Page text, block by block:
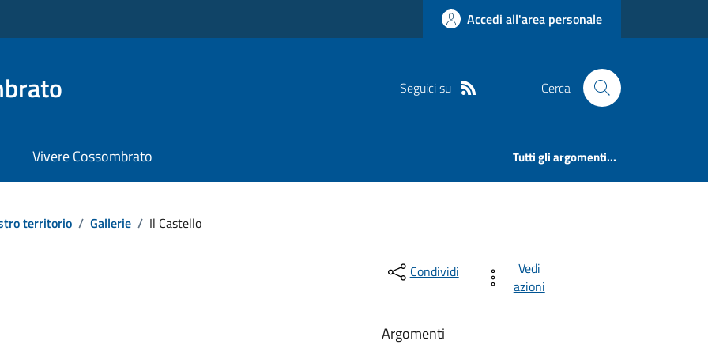
Accedi all'area personale
Seguici su Cerca
Vivere Cossombrato Tutti gli argomenti...
territorio / Gallerie / Il Castello
Condividi
Vedi
azioni
Argomenti